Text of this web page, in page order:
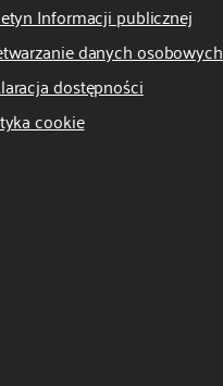
Informacji publicznej
danych osobowych
dostępności
cookie